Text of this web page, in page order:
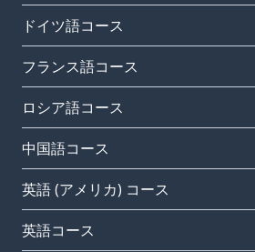
ドイツ語コース
フランス語コース
ロシア語コース
中国語コース
英語 (アメリカ) コース
英語コース